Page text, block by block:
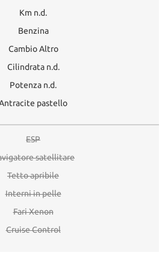
Km n.d.
Benzina
Cambio Altro
Cilindrata n.d.
Potenza n.d.
pastello
ESP
satellitare
Tetto apribile
Interni in pelle
Fari Xenon
Cruise Control